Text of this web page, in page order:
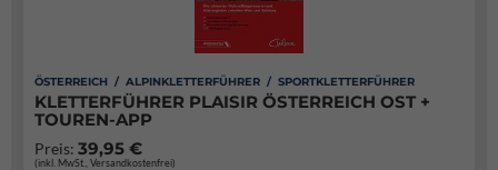
ÖSTERREICH / ALPINKLETTERFÜHRER / SPORTKLETTERFÜHRER
KLETTERFÜHRER PLAISIR ÖSTERREICH OST +
TOUREN-APP
Preis: 39,95 €
(inkl. MwSt., Versandkostenfrei)